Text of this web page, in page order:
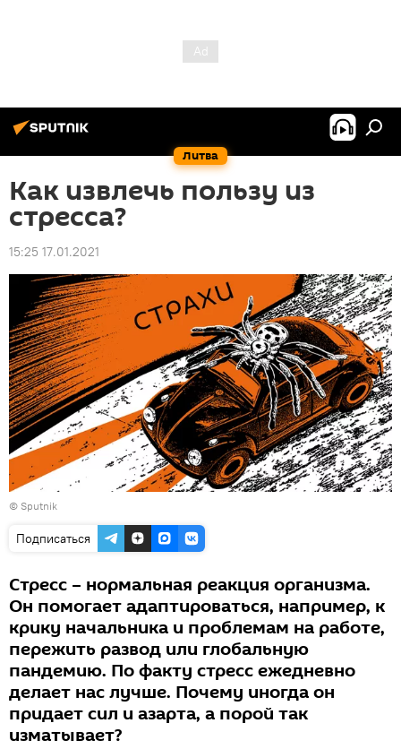
Литва
Как извлечь пользу из
стресса?
15:25 17.01.2021
© Sputnik
Подписаться
Стресс – нормальная реакция организма.
Он помогает адаптироваться, например, к
крику начальника и проблемам на работе,
пережить развод или глобальную
пандемию. По факту стресс ежедневно
делает нас лучше. Почему иногда он
придает сил и азарта, а порой так
изматывает?